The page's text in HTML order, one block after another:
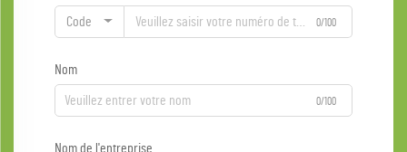
Code 0/100
Nom
0/100
Nom de l'entreprise